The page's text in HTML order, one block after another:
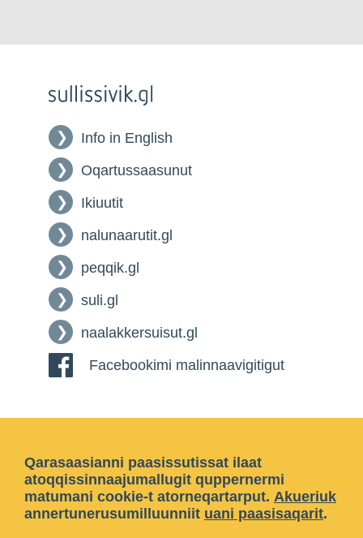
Info in English
Oqartussaasunut
Ikiuutit
nalunaarutit.gl
peqqik.gl
suli.gl
naalakkersuisut.gl
Facebookimi malinnaavigitigut
Qarasaasianni paasissutissat ilaat
atoqqissinnaajumallugit quppernermi
matumani cookie-t atorneqartarput. Akueriuk
annertunerusumilluunniit uani paasisaqarit.